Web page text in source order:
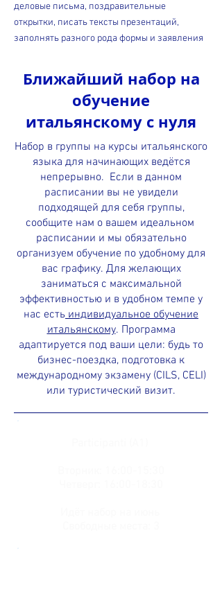
деловые письма, поздравительные
открытки, писать тексты презентаций,
заполнять разного рода формы и заявления
Ближайший набор на
обучение
итальянскому с нуля
Набор в группы на курсы итальянского
языка для начинающих ведётся
непрерывно. Если в данном
расписании вы не увидели
подходящей для себя группы,
сообщите нам о вашем идеальном
расписании и мы обязательно
организуем обучение по удобному для
вас графику. Для желающих
заниматься с максимальной
эффективностью и в удобном темпе у
нас естьиндивидуальное обучение
итальянскому. Программа
адаптируется под ваши цели: будь то
бизнес-поездка, подготовка к
международному экзамену (CILS, CELI)
или туристический визит.